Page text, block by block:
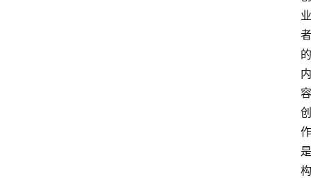
业
者
的
内
容
创
作
是
构